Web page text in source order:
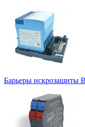
Барьеры искрозащиты